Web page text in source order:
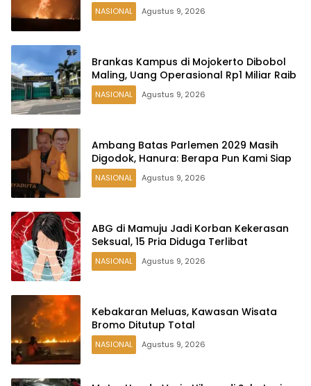
NASIONAL Agustus 9, 2026
Brankas Kampus di Mojokerto Dibobol
Maling, Uang Operasional Rp1 Miliar Raib
NASIONAL Agustus 9, 2026
Ambang Batas Parlemen 2029 Masih
Digodok, Hanura: Berapa Pun Kami Siap
NASIONAL Agustus 9, 2026
ABG di Mamuju Jadi Korban Kekerasan
Seksual, 15 Pria Diduga Terlibat
NASIONAL Agustus 9, 2026
Kebakaran Meluas, Kawasan Wisata
Bromo Ditutup Total
NASIONAL Agustus 9, 2026